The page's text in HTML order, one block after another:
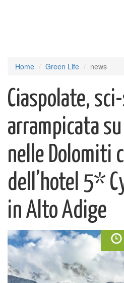
Home Green Life news
Ciaspolate,
arrampicata
nelle Dolomiti
dell’hotel 5*
in Alto Adige